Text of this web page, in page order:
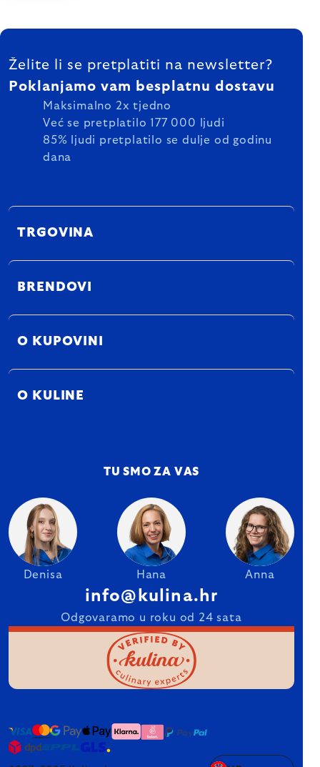
FOOTER
Želite li se pretplatiti na newsletter?
Poklanjamo vam besplatnu dostavu
Maksimalno 2x tjedno
Već se pretplatilo 177 000 ljudi
85% ljudi pretplatilo se dulje od godinu
dana
TRGOVINA
BRENDOVI
O KUPOVINI
O KULINE
TU SMO ZA VAS
Denisa Hana Anna
info@kulina.hr
Odgovaramo u roku od 24 sata